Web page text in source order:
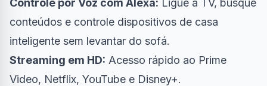
Controle por Voz com Alexa: Ligue a TV, busque
conteúdos e controle dispositivos de casa
inteligente sem levantar do sofá.
Streaming em HD: Acesso rápido ao Prime
Video, Netflix, YouTube e Disney+.